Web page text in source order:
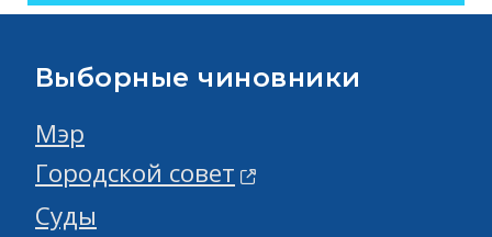
Выборные чиновники
Мэр
Городской совет
Суды